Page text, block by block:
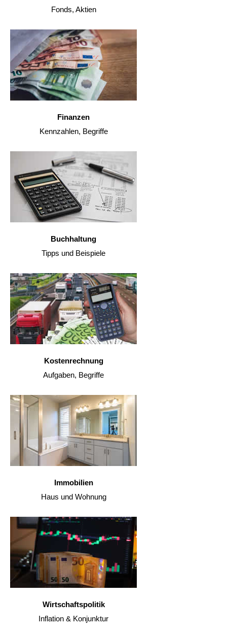
Fonds, Aktien
Finanzen
Kennzahlen, Begriffe
Buchhaltung
Tipps und Beispiele
Kostenrechnung
Aufgaben, Begriffe
Immobilien
Haus und Wohnung
Wirtschaftspolitik
Inflation & Konjunktur